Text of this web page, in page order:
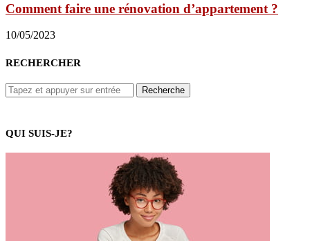
Comment faire une rénovation d’appartement ?
10/05/2023
RECHERCHER
QUI SUIS-JE?